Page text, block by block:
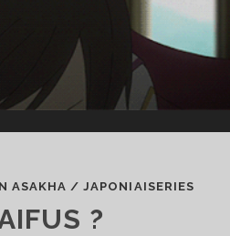
ASAKHA /JAPONIAISERIES
?